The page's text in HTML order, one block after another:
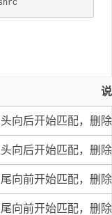
头向后开始匹配，删
头向后开始匹配，删
尾向前开始匹配，删
尾向前开始匹配，删